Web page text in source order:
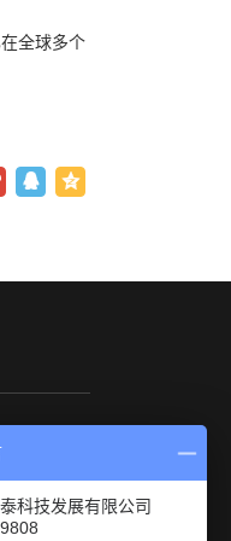
全球多个
厦1502室
科技发展有限公司